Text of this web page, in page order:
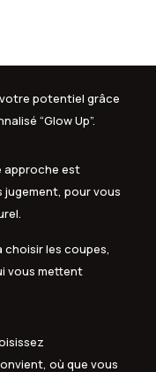
potentiel grâce
“Glow Up”.
approche est
pour vous
choisir les coupes,
vous mettent
où que vous